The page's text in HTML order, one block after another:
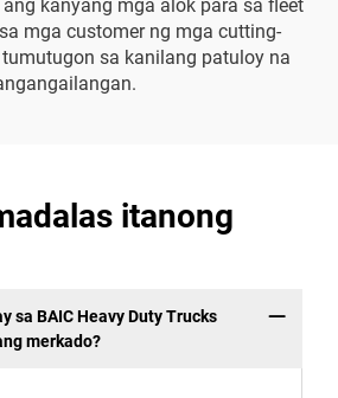
kanyang mga alok para sa fleet
mga customer ng mga cutting-
sa kanilang patuloy na
itanong
sa BAIC Heavy Duty Trucks
merkado?